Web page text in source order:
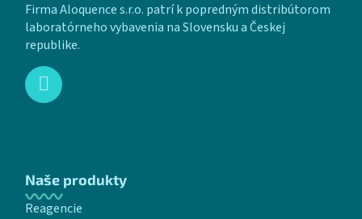
Firma Aloquence s.r.o. patrí k popredným distribútorom
laboratórneho vybavenia na Slovensku a Českej
republike.
Naše produkty
Reagencie